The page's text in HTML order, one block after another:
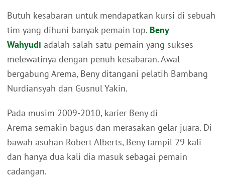
Butuh kesabaran untuk mendapatkan kursi di sebuah
tim yang dihuni banyak pemain top. Beny
Wahyudi adalah salah satu pemain yang sukses
melewatinya dengan penuh kesabaran. Awal
bergabung Arema, Beny ditangani pelatih Bambang
Nurdiansyah dan Gusnul Yakin.
Pada musim 2009-2010, karier Beny di
Arema semakin bagus dan merasakan gelar juara. Di
bawah asuhan Robert Alberts, Beny tampil 29 kali
dan hanya dua kali dia masuk sebagai pemain
cadangan.